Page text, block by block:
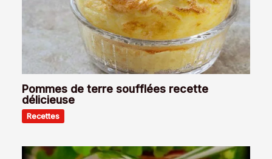
Pommes de terre soufflées recette
délicieuse
Recettes